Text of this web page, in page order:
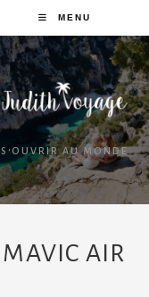
MENU
S'OUVRIR AU MONDE
MAVIC AIR